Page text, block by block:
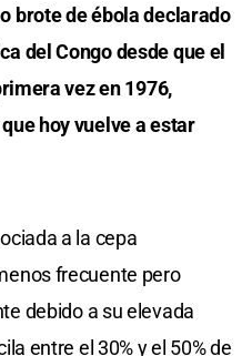
brote de ébola declarado
del Congo desde que el
vez en 1976,
hoy vuelve a estar
a la cepa
frecuente pero
debido a su elevada
entre el 30% y el 50% de